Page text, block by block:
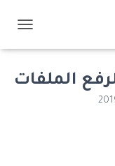
ب
ي